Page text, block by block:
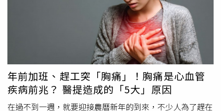
午餐維持可優先採購使用國產肉。四、食安管理機制不變：
源頭、邊境及後市場管理機制不變，持續落實每年赴美實地
查核、依風險邊境查驗，以及後市場稽查抽驗等機制。衛福
部說明，政府以科學實證管理美國牛肉進口，《食品安全衛
生管理法》第15條第3項指出，「第一項第三款有害人體健
康之物質，包括雖非疫區而近十年內有發生牛海綿狀腦病或
新型庫賈氏症病例之國家或地區牛隻之頭骨、腦、眼睛、脊
髓、絞肉、內臟及其他相關產製品。」而美國在2013年已
被世界動物衛生組織（WOAH）認定為牛海綿狀腦病
年前加班、趕工突「胸痛」！胸痛是心血管
疾病前兆？ 醫提造成的「5大」原因
在過不到一週，就要迎接農曆新年的到來，不少人為了趕在